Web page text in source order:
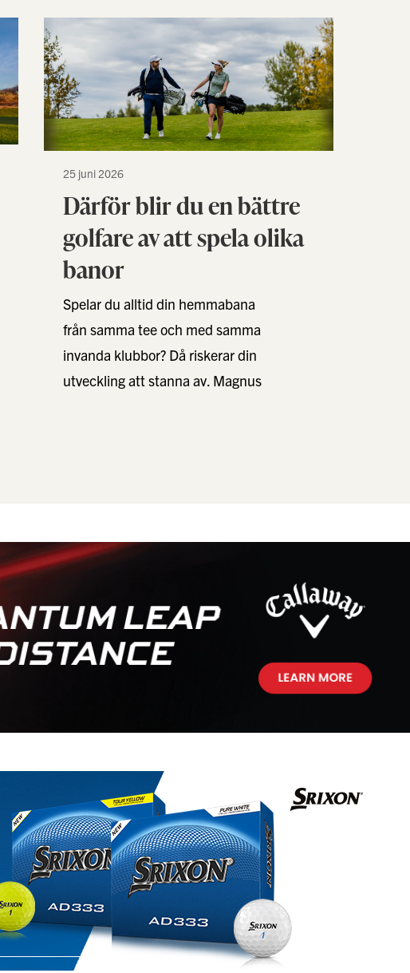
25 juni 2026
Därför blir du en bättre
golfare av att spela olika
banor
Spelar du alltid din hemmabana
från samma tee och med samma
invanda klubbor? Då riskerar din
utveckling att stanna av. Magnus